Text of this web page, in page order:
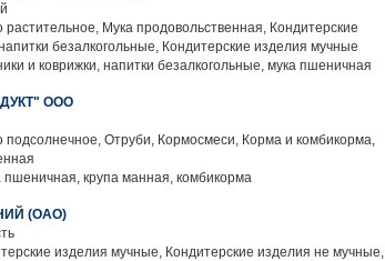
растительное, Мука продовольственная, Кондитерские
безалкогольные, Кондитерские изделия мучные
и коврижки, напитки безалкогольные, мука пшеничная
ООО
подсолнечное, Отруби, Кормосмеси, Корма и комбикорма,
пшеничная, крупа манная, комбикорма
(ОАО)
изделия мучные, Кондитерские изделия не мучные,